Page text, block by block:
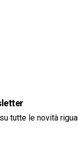
tutte le novità